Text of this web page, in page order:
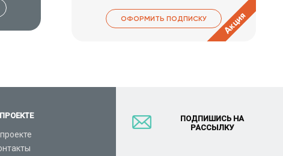
ОФОРМИТЬ ПОДПИСКУ Акция
ПОДПИШИСЬ НА
РАССЫЛКУ